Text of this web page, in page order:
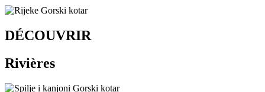
DÉCOUVRIR
Rivières